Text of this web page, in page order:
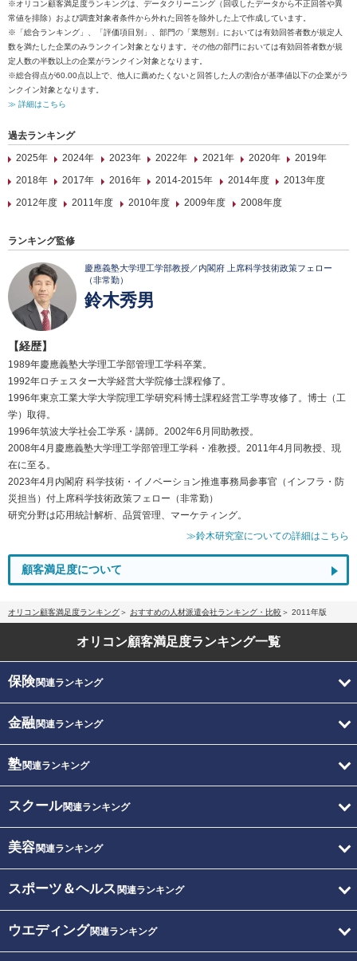
※オリコン顧客満足度ランキングは、データクリーニング（回収したデータから不正回答や異
常値を排除）および調査対象者条件から外れた回答を除外した上で作成しています。
※「総合ランキング」、「評価項目別」、部門の「業態別」においては有効回答者数が規定人
数を満たした企業のみランクイン対象となります。その他の部門においては有効回答者数が規
定人数の半数以上の企業がランクイン対象となります。
※総合得点が60.00点以上で、他人に薦めたくないと回答した人の割合が基準値以下の企業がラ
ンクイン対象となります。
≫ 詳細はこちら
過去ランキング
2025年
2024年 2023年 2022年 2021年 2020年
2019年
2018年
2017年 2016年 2014-2015年 2014年度
2013年度
2012年度
2011年度 2010年度 2009年度 2008年度
ランキング監修
慶應義塾大学理工学部教授／内閣府 上席科学技術政策フェロー
（非常勤）
鈴木秀男
【経歴】
1989年慶應義塾大学理工学部管理工学科卒業。
1992年ロチェスター大学経営大学院修士課程修了。
1996年東京工業大学大学院理工学研究科博士課程経営工学専攻修了。博士（工
学）取得。
1996年筑波大学社会工学系・講師。2002年6月同助教授。
2008年4月慶應義塾大学理工学部管理工学科・准教授。2011年4月同教授、現
在に至る。
2023年4月内閣府 科学技術・イノベーション推進事務局参事官（インフラ・防
災担当）付上席科学技術政策フェロー（非常勤）
研究分野は応用統計解析、品質管理、マーケティング。
≫鈴木研究室についての詳細はこちら
顧客満足度について
オリコン顧客満足度ランキング おすすめの人材派遣会社ランキング・比較 2011年版
オリコン顧客満足度ランキング一覧
保険関連ランキング
金融関連ランキング
塾関連ランキング
スクール関連ランキング
美容関連ランキング
スポーツ＆ヘルス 関連ランキング
ウエディング関連ランキング